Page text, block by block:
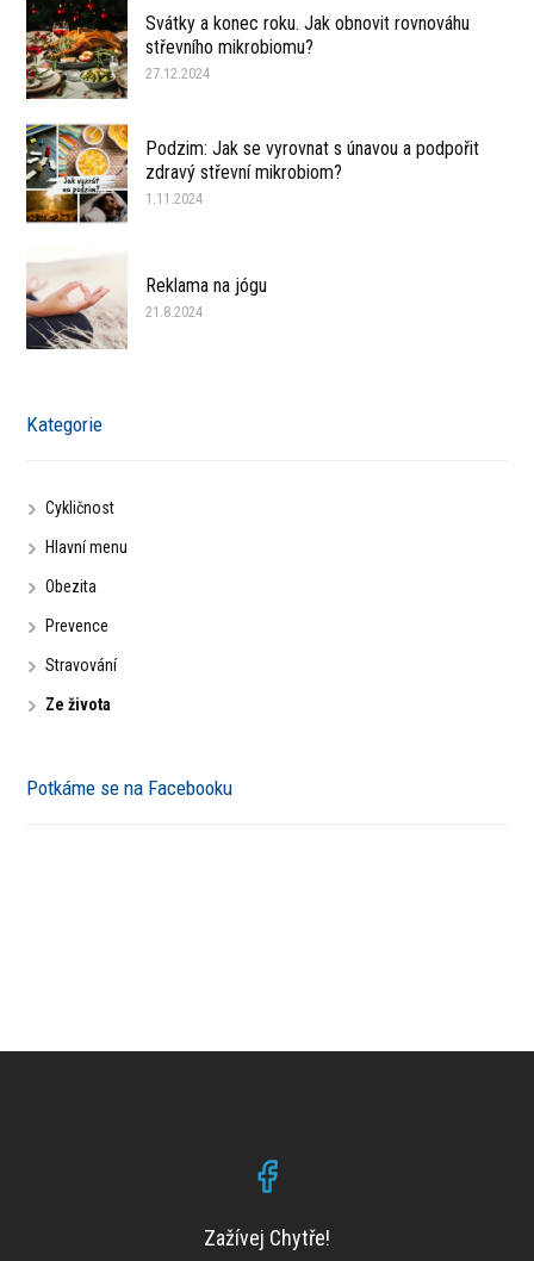
Svátky a konec roku. Jak obnovit rovnováhu
střevního mikrobiomu?
27.12.2024
Podzim: Jak se vyrovnat s únavou a podpořit
zdravý střevní mikrobiom?
1.11.2024
Reklama na jógu
21.8.2024
Kategorie
Cykličnost
Hlavní menu
Obezita
Prevence
Stravování
Ze života
Potkáme se na Facebooku
Zažívej Chytře!